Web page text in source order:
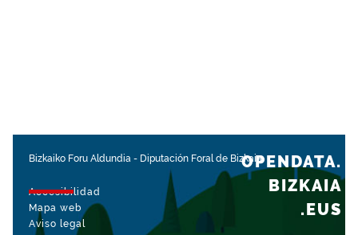
Bizkaiko Foru Aldundia - Diputación Foral de Bizkaia
Accesibilidad
Mapa web
Aviso legal
OPENDATA.
BIZKAIA
.EUS